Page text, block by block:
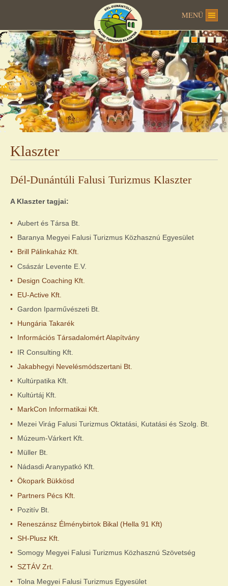
MENÜ
Klaszter
Dél-Dunántúli Falusi Turizmus Klaszter
A Klaszter tagjai:
Aubert és Társa Bt.
Baranya Megyei Falusi Turizmus Közhasznú Egyesület
Brill Pálinkaház Kft.
Császár Levente E.V.
Design Coaching Kft.
EU-Active Kft.
Gardon Iparművészeti Bt.
Hungária Takarék
Információs Társadalomért Alapítvány
IR Consulting Kft.
Jakabhegyi Nevelésmódszertani Bt.
Kultúrpatika Kft.
Kultúrtáj Kft.
MarkCon Informatikai Kft.
Mezei Virág Falusi Turizmus Oktatási, Kutatási és Szolg. Bt.
Múzeum-Várkert Kft.
Müller Bt.
Nádasdi Aranypatkó Kft.
Ökopark Bükkösd
Partners Pécs Kft.
Pozitív Bt.
Reneszánsz Élménybirtok Bikal (Hella 91 Kft)
SH-Plusz Kft.
Somogy Megyei Falusi Turizmus Közhasznú Szövetség
SZTÁV Zrt.
Tolna Megyei Falusi Turizmus Egyesület